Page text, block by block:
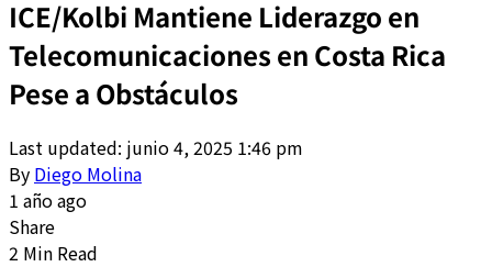
ICE/Kolbi Mantiene Liderazgo en
Telecomunicaciones en Costa Rica
Pese a Obstáculos
Last updated: junio 4, 2025 1:46 pm
By Diego Molina
1 año ago
Share
2 Min Read